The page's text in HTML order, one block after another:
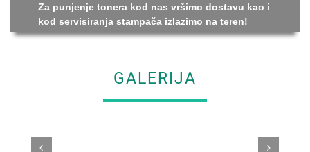
Za punjenje tonera kod nas vršimo dostavu kao i
kod servisiranja stampača izlazimo na teren!
GALERIJA